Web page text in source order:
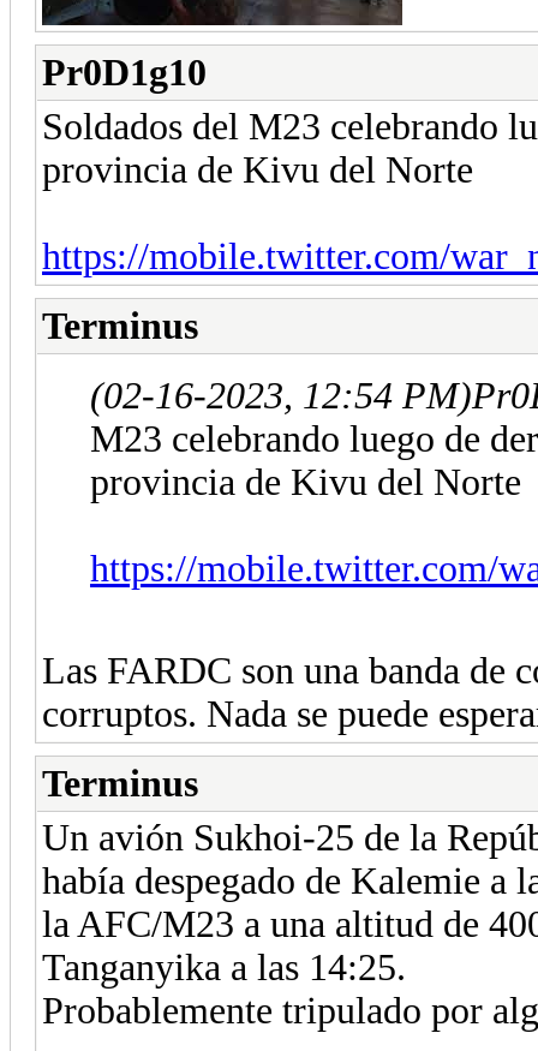
Pr0D1g10
Soldados del M23 celebrando
provincia de Kivu del Norte
https://mobile.twitter.com/
Terminus
(02-16-2023, 12:54 PM)
M23 celebrando luego de
provincia de Kivu del Norte
https://mobile.twitter.com/
Las FARDC son una banda de
corruptos. Nada se puede
Terminus
Un avión Sukhoi-25 de la
había despegado de Kalemie a
la AFC/M23 a una altitud de
Tanganyika a las 14:25.
Probablemente tripulado por